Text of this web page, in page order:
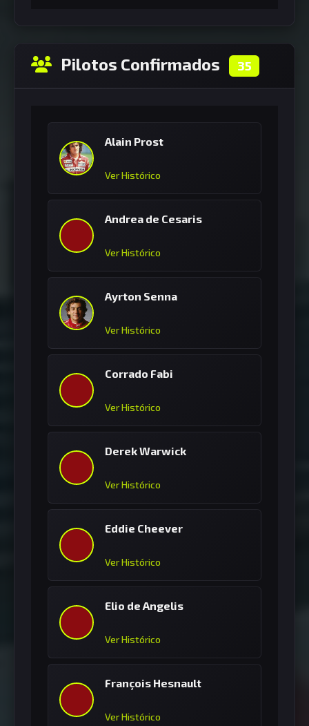
Pilotos Confirmados 35
Alain Prost
Ver Histórico
Andrea de Cesaris
Ver Histórico
Ayrton Senna
Ver Histórico
Corrado Fabi
Ver Histórico
Derek Warwick
Ver Histórico
Eddie Cheever
Ver Histórico
Elio de Angelis
Ver Histórico
François Hesnault
Ver Histórico